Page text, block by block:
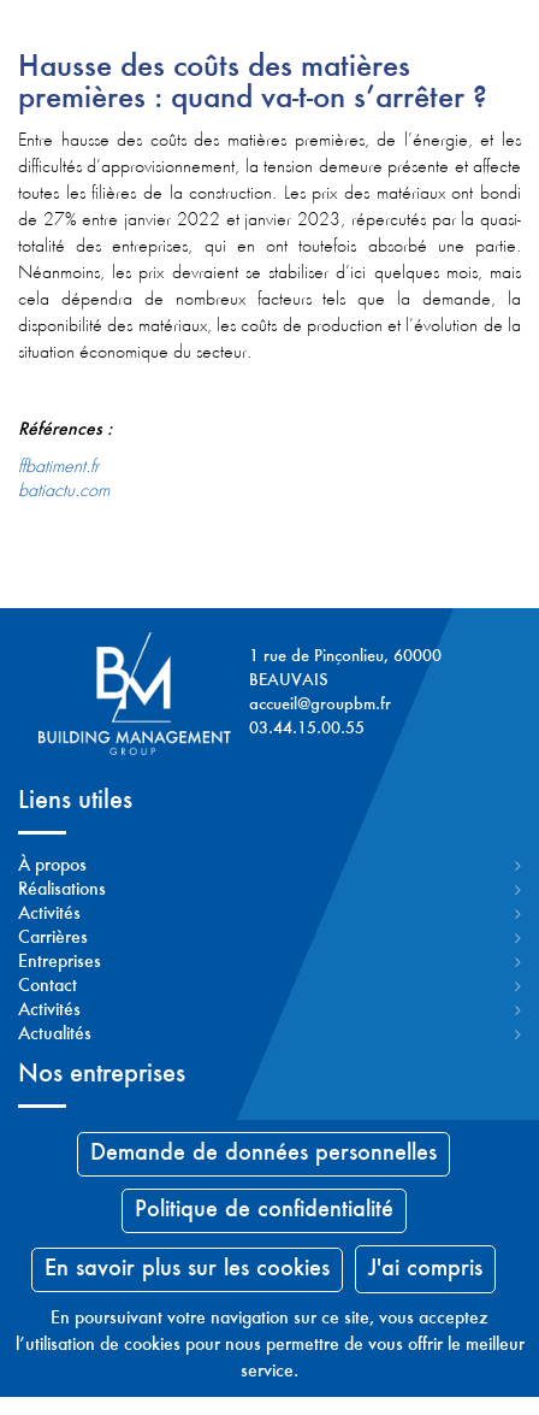
Hausse des coûts des matières
premières : quand va-t-on s’arrêter ?
Entre hausse des coûts des matières premières, de l’énergie, et les
difficultés d’approvisionnement, la tension demeure présente et affecte
toutes les filières de la construction. Les prix des matériaux ont bondi
de 27% entre janvier 2022 et janvier 2023, répercutés par la quasi-
totalité des entreprises, qui en ont toutefois absorbé une partie.
Néanmoins, les prix devraient se stabiliser d’ici quelques mois, mais
cela dépendra de nombreux facteurs tels que la demande, la
disponibilité des matériaux, les coûts de production et l’évolution de la
situation économique du secteur.
Références :
ffbatiment.fr
batiactu.com
1 rue de Pinçonlieu, 60000
BEAUVAIS
accueil@groupbm.fr
03.44.15.00.55
Liens utiles
À propos
Réalisations
Activités
Carrières
Entreprises
Contact
Activités
Actualités
Nos entreprises
B3I
CLEUET
BG-CA
ECPH
Demande de données personnelles
Politique de confidentialité
En savoir plus sur les cookies J'ai compris
En poursuivant votre navigation sur ce site, vous acceptez
l’utilisation de cookies pour nous permettre de vous offrir le meilleur
service.